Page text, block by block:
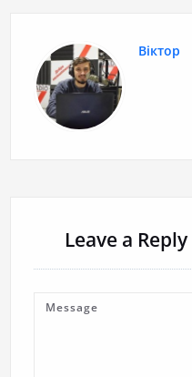
Віктор
Leave a Reply